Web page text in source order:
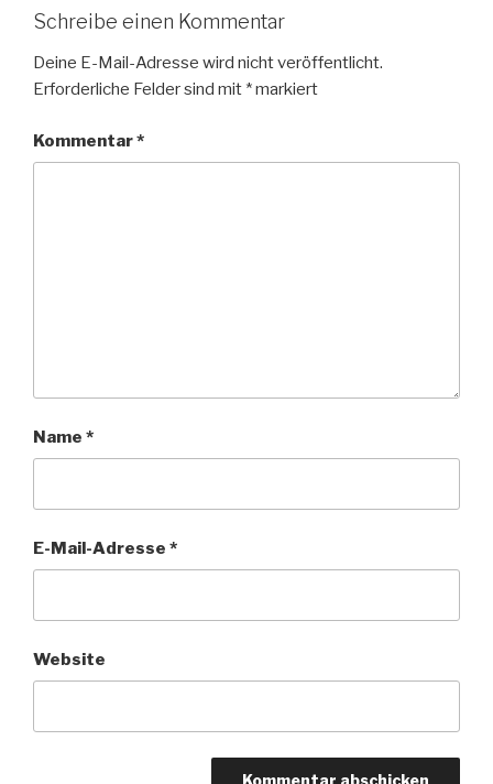
Schreibe einen Kommentar
Deine E-Mail-Adresse wird nicht veröffentlicht.
Erforderliche Felder sind mit *markiert
Kommentar*
Name *
E-Mail-Adresse *
Website